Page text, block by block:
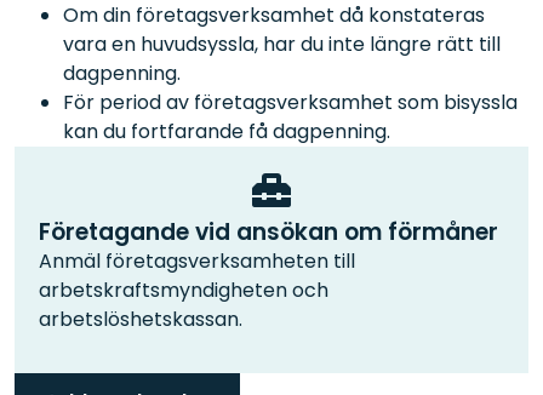
Om din företagsverksamhet då konstateras
vara en huvudsyssla, har du inte längre rätt till
dagpenning.
För period av företagsverksamhet som bisyssla
kan du fortfarande få dagpenning.
Företagande vid ansökan om förmåner
Anmäl företagsverksamheten till
arbetskraftsmyndigheten och
arbetslöshetskassan.